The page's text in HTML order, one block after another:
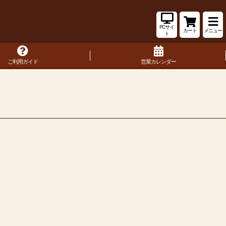
PCサイ
ト
カート メニュー
ご利用ガイド 営業カレンダー